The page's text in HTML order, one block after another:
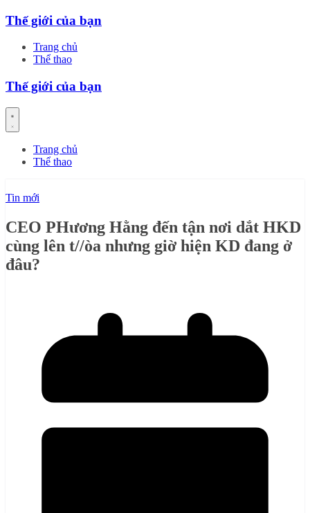
Skip
content
Thế giới của bạn
Trang chủ
Thể thao
Thế giới của bạn
Trang chủ
Thể thao
Tin mới
CEO PHương Hằng đến tận nơi dắt HKD
cùng lên t//òa nhưng giờ hiện KD đang ở
đâu?